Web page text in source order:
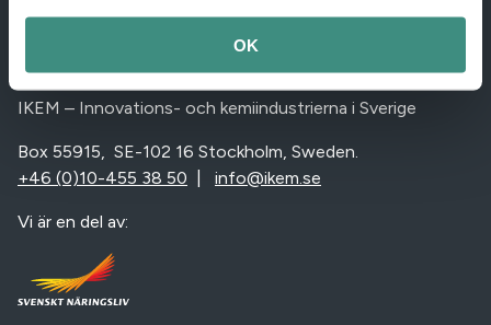
OK
IKEM – Innovations- och kemiindustrierna i Sverige
Box 55915, SE-102 16 Stockholm, Sweden.
+46 (0)10-455 38 50
info@ikem.se
Vi är en del av: